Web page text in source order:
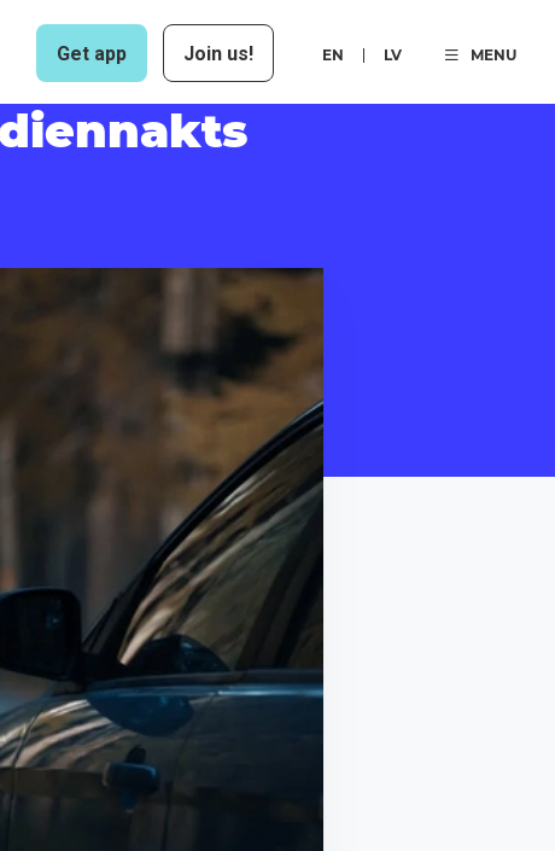
Get app Join us! EN LV MENU